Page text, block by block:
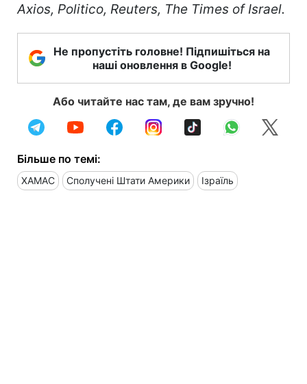
Axios, Politico, Reuters, The Times of Israel.
Не пропустіть головне! Підпишіться на
наші оновлення в Google!
Або читайте нас там, де вам зручно!
Більше по темі:
ХАМАС Сполучені Штати Америки Ізраїль